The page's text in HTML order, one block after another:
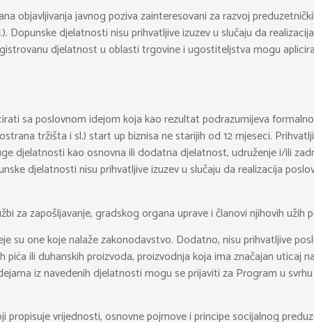
objavljivanja javnog poziva zainteresovani za razvoj
djelatnosti nisu prihvatljive izuzev u slučaju da
djelatnost u oblasti trgovine i ugostiteljstva mogu
sa poslovnom idejom koja kao rezultat podrazumijeva
tržišta i sl.) start up biznisa ne starijih od 12 mjeseci.
djelatnosti kao osnovna ili dodatna djelatnost, udruženje i/ili
djelatnosti nisu prihvatljive izuzev u slučaju da realizacija
za zapošljavanje, gradskog organa uprave i članovi njihovih užih
su one koje nalaže zakonodavstvo. Dodatno, nisu prihvatljive
ili duhanskih proizvoda, proizvodnja koja ima značajan uticaj
iz navedenih djelatnosti mogu se prijaviti za Program u
vrijednosti, osnovne pojmove i principe socijalnog